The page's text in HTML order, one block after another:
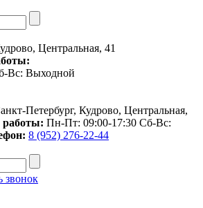
Центральная, 41
Вс: Выходной
Петербург, Кудрово, Центральная,
Пн-Пт: 09:00-17:30 Сб-Вс:
8 (952) 276-22-44
звонок